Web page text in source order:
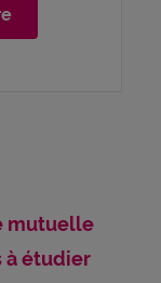
mutuelle
à étudier